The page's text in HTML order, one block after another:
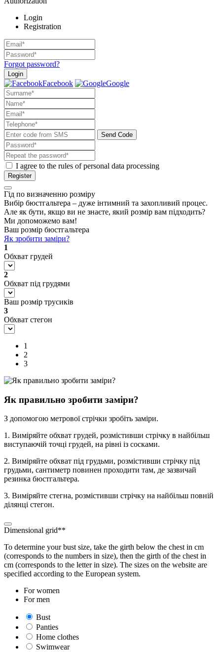
Login
Registration
Forgot password?
Login
Facebook Google
Send Code
I agree to the rules of personal data processing
Register
Гід по визначенню розміру
Вибір бюстгальтера – дуже інтимний та захопливий процес.
Але як бути, якщо ви не знаєте, який розмір вам підходить?
Ми допоможемо вам!
Ваш розмір бюстгальтера
Як зробити заміри?
1
Обхват грудей
2
Обхват під грудями
Ваш розмір трусиків
3
Обхват стегон
1
2
3
Як правильно зробити заміри?
З допомогою метрової стрічки зробіть заміри.
1. Виміряйте обхват грудей, розмістивши стрічку в найбільш
виступаючій точці грудей, на рівні із сосками.
2. Виміряйте обхват під грудьми, розмістивши стрічку під
грудьми, сантиметр повинен проходити там, де зазвичай
резинка бюстгальтера.
3. Виміряйте стегна, розмістивши стрічку на найбільш повній
ділянці стегон.
Dimensional grid**
To determine your bust size, take the girth below the chest in cm
(corresponds to the numbers in size), then the girth of the chest in
cm (corresponds to the letter in size). The sizes on the website are
specified according to the European system.
For women
For men
Bust
Panties
Home clothes
Swimwear